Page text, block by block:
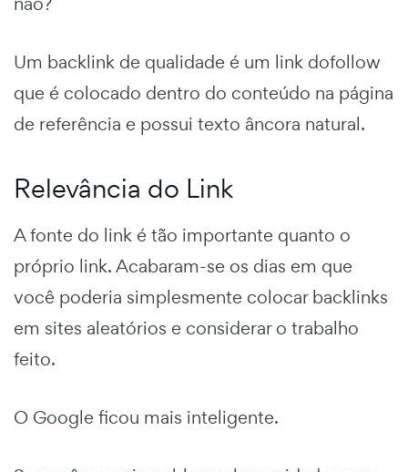
Um backlink de qualidade é um link dofollow
que é colocado dentro do conteúdo na página
de referência e possui texto âncora natural.
Relevância do Link
A fonte do link é tão importante quanto o
próprio link. Acabaram-se os dias em que
você poderia simplesmente colocar backlinks
em sites aleatórios e considerar o trabalho
feito.
O Google ficou mais inteligente.